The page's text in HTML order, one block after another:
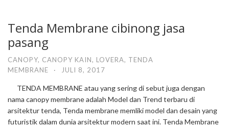
Tenda Membrane cibinong jasa
pasang
CANOPY, CANOPY KAIN, LOVERA, TENDA
MEMBRANE
· JULI 8, 2017
TENDA MEMBRANE atau yang sering di sebut juga dengan
nama canopy membrane adalah Model dan Trend terbaru di
arsitektur tenda, Tenda membrane memliki model dan desain yang
futuristik dalam dunia arsitektur modern saat ini. Tenda Membrane